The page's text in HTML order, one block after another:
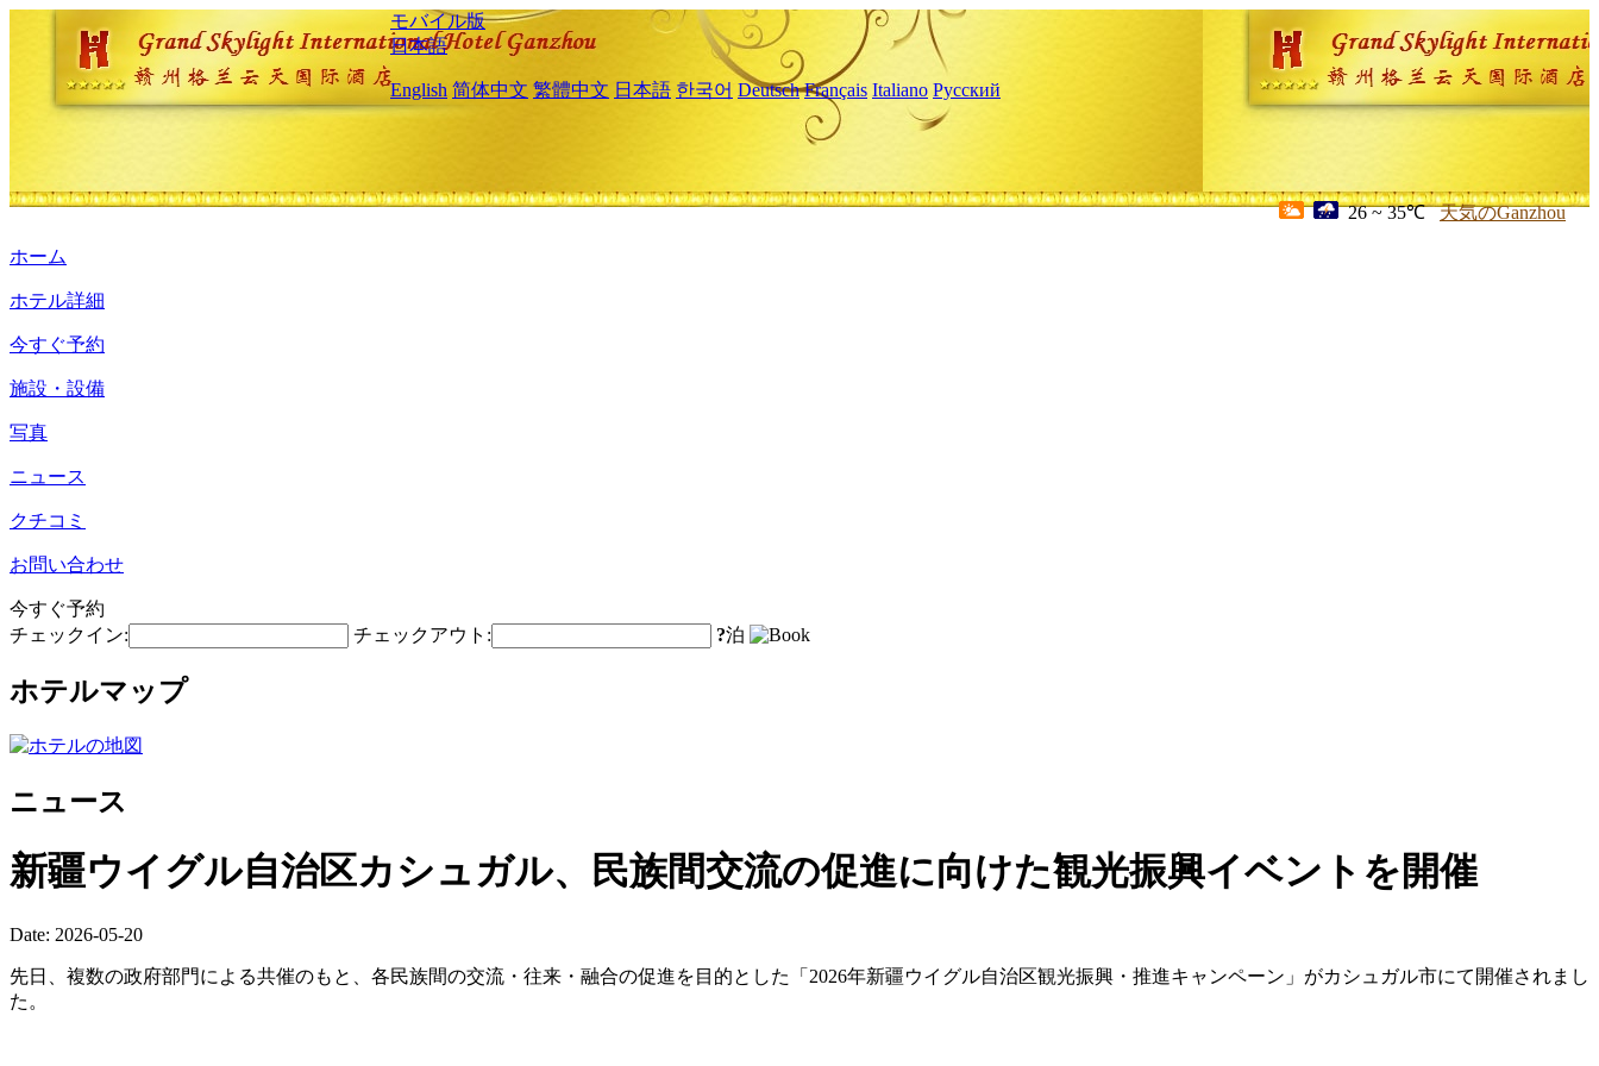
モバイル版
日本語
English 简体中文 繁體中文 日本語 한국어 Deutsch Français Italiano Русский
26 ~ 35℃ 天気のGanzhou
ホーム
ホテル詳細
今すぐ予約
施設・設備
写真
ニュース
クチコミ
お問い合わせ
今すぐ予約
チェックイン:
チェックアウト: ?泊
ホテルマップ
ニュース
新疆ウイグル自治区カシュガル、民族間交流の促進に向けた観光振興イベントを開催
Date: 2026-05-20
先日、複数の政府部門による共催のもと、各民族間の交流・往来・融合の促進を目的とした「2026年新疆ウイグル自治区観光振興・推進キャンペーン」がカシュガル市にて開催されまし
た。